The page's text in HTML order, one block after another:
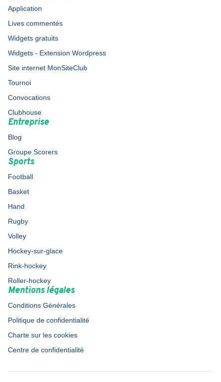
Application
Lives commentés
Widgets gratuits
Widgets - Extension Wordpress
Site internet MonSiteClub
Tournoi
Convocations
Clubhouse
Entreprise
Blog
Groupe Scorers
Sports
Football
Basket
Hand
Rugby
Volley
Hockey-sur-glace
Rink-hockey
Roller-hockey
Mentions légales
Conditions Générales
Politique de confidentialité
Charte sur les cookies
Centre de confidentialité